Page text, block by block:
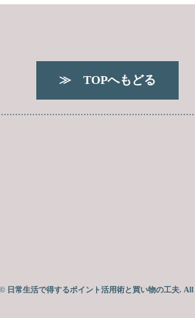
≫ TOPへもどる
日常生活で得するポイント活用術と買い物の工夫. All